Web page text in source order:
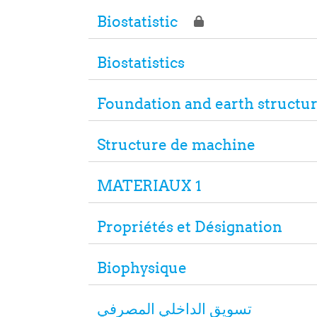
Biostatistic
Biostatistics
Foundation and earth
Structure de machine
MATERIAUX 1
Propriétés et Désignation
Biophysique
تسويق الداخلي المصرفي